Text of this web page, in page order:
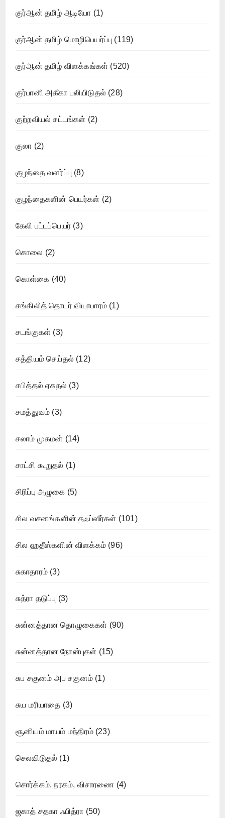
குர்ஆன் தமிழ் ஆடியோ (1)
குர்ஆன் தமிழ் மொழிபெயர்ப்பு (119)
குர்ஆன் தமிழ் விளக்கங்கள் (520)
குர்பானி அகீகா பலியிடுதல் (28)
குற்றவியல் சட்டங்கள் (2)
குலா (2)
குழந்தை வளர்ப்பு (8)
குழந்தைகளின் பெயர்கள் (2)
கேலி பட்டப்பெயர் (3)
கொலை (2)
கொள்கை (40)
சங்கிலித் தொடர் வியாபாரம் (1)
சடங்குகள் (3)
சத்தியம் செய்தல் (12)
சபித்தல் ஏசுதல் (3)
சமத்துவம் (3)
சலாம் முகமன் (14)
சாட்சி கூறுதல் (1)
சிரிப்பு அழுகை (5)
சில வசனங்களின் தஃப்ஸீர்கள் (101)
சில ஹதீஸ்களின் விளக்கம் (96)
சுகாதாரம் (3)
சுத்ரா தடுப்பு (3)
சுன்னத்தான தொழுகைகள் (90)
சுன்னத்தான நோன்புகள் (15)
சுப சகுனம் அப சகுனம் (1)
சுய மரியாதை (3)
சூனியம் மாயம் மந்திரம்(23)
செலவிடுதல் (1)
சொர்க்கம், நரகம், விசாரணை (4)
ஜகாத் சதகா ஃபித்ரா (50)